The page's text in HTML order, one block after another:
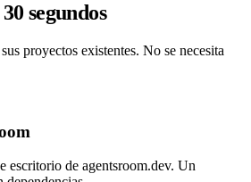
segundos
proyectos existentes. No se necesita
escritorio de agentsroom.dev. Un